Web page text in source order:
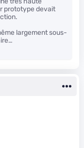
prototype devait
largement sous-